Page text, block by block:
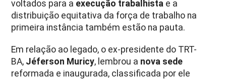
voltados para a execução trabalhista e a
distribuição equitativa da força de trabalho na
primeira instância também estão na pauta.
Em relação ao legado, o ex-presidente do TRT-
BA, Jéferson Muricy, lembrou a nova sede
reformada e inaugurada, classificada por ele